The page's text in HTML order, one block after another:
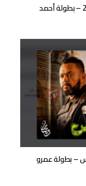
مواعيد وقنوات عرض مسلسل العتاولة 2 – بطولة أحمد
– بطولة عمرو